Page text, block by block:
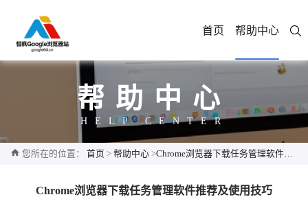
首页 帮助中心
帮助中心
HELP CENTER
您所在的位置： 首页 > 帮助中心 >Chrome浏览器下载任务管理软件推荐及使用技巧
Chrome浏览器下载任务管理软件推荐及使用技巧